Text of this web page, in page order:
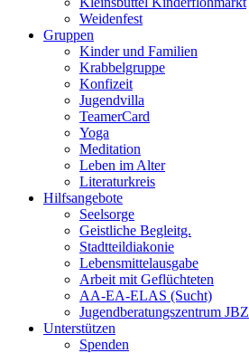
Weidenfest
Gruppen
Kinder und Familien
Krabbelgruppe
Konfizeit
Jugendvilla
TeamerCard
Yoga
Meditation
Leben im Alter
Literaturkreis
Hilfsangebote
Seelsorge
Geistliche Begleitg.
Stadtteildiakonie
Lebensmittelausgabe
Arbeit mit Geflüchteten
AA-EA-ELAS (Sucht)
Jugendberatungs­zentrum JBZ
Unterstützen
Spenden